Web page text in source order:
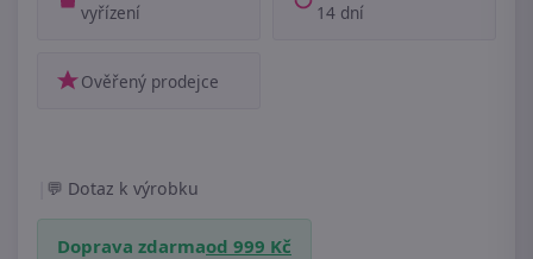
vyřízení
14 dní
Ověřený prodejce
Dotaz k výrobku
Doprava zdarmaod 999 Kč